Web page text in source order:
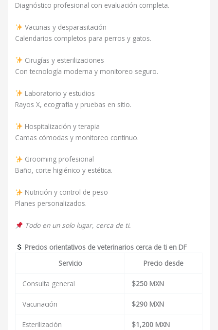
Diagnóstico profesional con evaluación completa.
Vacunas y desparasitación
Calendarios completos para perros y gatos.
Cirugías y esterilizaciones
Con tecnología moderna y monitoreo seguro.
Laboratorio y estudios
Rayos X, ecografía y pruebas en sitio.
Hospitalización y terapia
Camas cómodas y monitoreo continuo.
Grooming profesional
Baño, corte higiénico y estética.
Nutrición y control de peso
Planes personalizados.
Todo en un solo lugar, cerca de ti.
Precios orientativos de veterinarios cerca de ti en DF
Servicio
Precio desde
Consulta general $250 MXN
Vacunación $290 MXN
Esterilización $1,200 MXN